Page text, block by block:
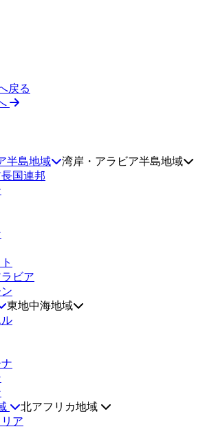
戻る
半島地域
湾岸・アラビア半島地域
国連邦
ビア
東地中海地域
北アフリカ地域
ア